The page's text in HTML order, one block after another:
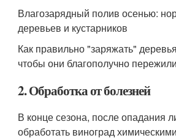
Влагозарядный полив осенью:
деревьев и кустарников
Как правильно "заряжать"
чтобы они благополучно
2. Обработка от болезней
В конце сезона, после опадания
обработать виноград